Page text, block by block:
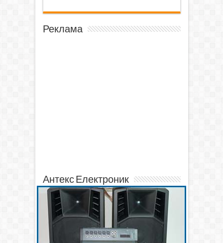
Реклама
Антекс Електроник